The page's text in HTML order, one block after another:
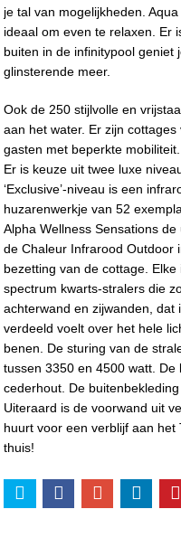
je tal van mogelijkheden.
ideaal om even te relaxen. Er
buiten in de infinitypool geniet
glinsterende meer.
Ook de 250 stijlvolle en
aan het water. Er zijn
gasten met beperkte
Er is keuze uit twee luxe
‘Exclusive’-niveau is een
huzarenwerkje van 52
Alpha Wellness Sensations
de Chaleur Infrarood Outdoor
bezetting van de cottage.
spectrum kwarts-stralers die
achterwand en zijwanden,
verdeeld voelt over het hele
benen. De sturing van de
tussen 3350 en 4500 watt.
cederhout. De
Uiteraard is de voorwand uit
huurt voor een verblijf aan
thuis!